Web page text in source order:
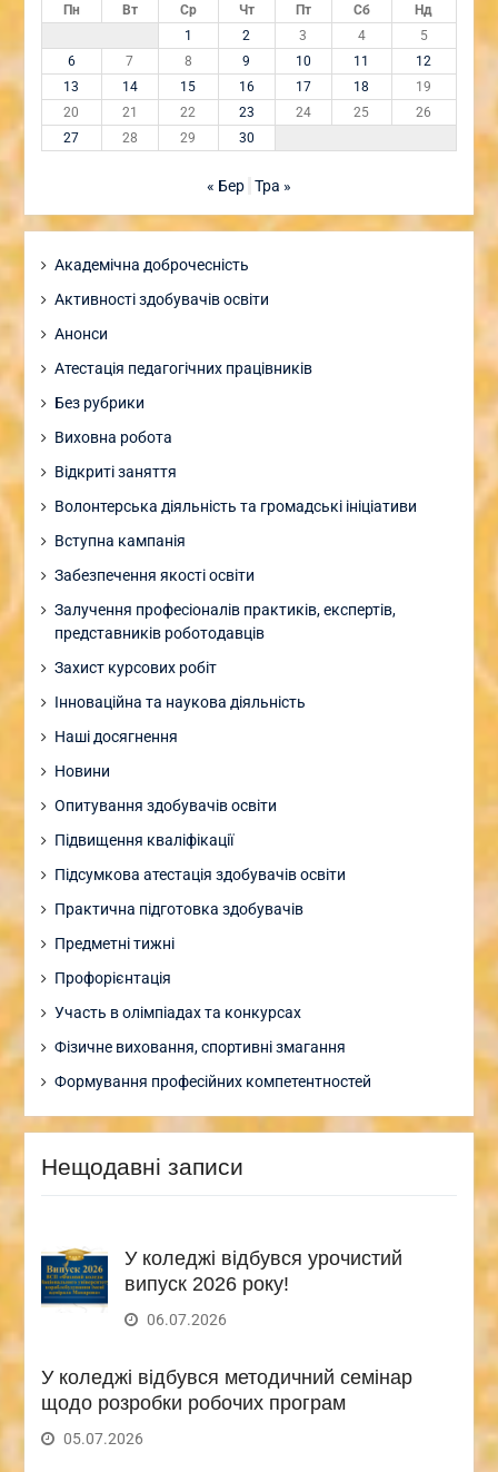
Пн Вт Ср Чт Пт Сб
Нд
1
2 3 4
5
6
7 8 9 10 11
12
13
14 15 16 17 18
19
20
21 22 23 24 25
26
27
28 29 30
« Бер Тра »
Академічна доброчесність
Активності здобувачів освіти
Анонси
Атестація педагогічних працівників
Без рубрики
Виховна робота
Відкриті заняття
Волонтерська діяльність та громадські ініціативи
Вступна кампанія
Забезпечення якості освіти
Залучення професіоналів практиків, експертів,
представників роботодавців
Захист курсових робіт
Інноваційна та наукова діяльність
Наші досягнення
Новини
Опитування здобувачів освіти
Підвищення кваліфікації
Підсумкова атестація здобувачів освіти
Практична підготовка здобувачів
Предметні тижні
Профорієнтація
Участь в олімпіадах та конкурсах
Фізичне виховання, спортивні змагання
Формування професійних компетентностей
Нещодавні записи
У коледжі відбувся урочистий
випуск 2026 року!
06.07.2026
У коледжі відбувся методичний семінар
щодо розробки робочих програм
05.07.2026